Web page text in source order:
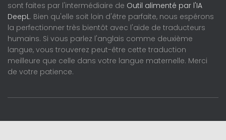
sont faites par l'intermédiaire de Outil alimenté par l'IA
DeepL. Bien qu'elle soit loin d'être parfaite, nous espérons
la perfectionner très bientôt avec l'aide de traducteurs
humains. Si vous parlez l'anglais comme deuxième
langue, vous trouverez peut-être cette traduction
meilleure que celle dans votre langue maternelle. Merci
de votre patience.